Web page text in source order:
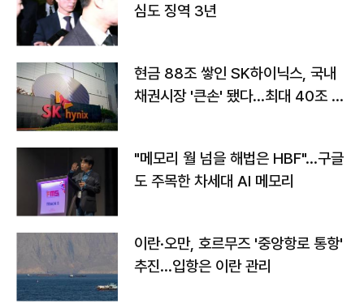
심도 징역 3년
현금 88조 쌓인 SK하이닉스, 국내
채권시장 '큰손' 됐다…최대 40조 투
"메모리 월 넘을 해법은 HBF"…구글
도 주목한 차세대 AI 메모리
이란·오만, 호르무즈 '중앙항로 통항'
추진…입항은 이란 관리